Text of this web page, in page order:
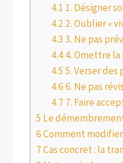
4.1 1. Désigner
4.2 2. Oublier «
4.3 3. Ne pas
4.44. Omettre la
4.5 5. Verser
4.66. Ne pas
4.7 7. Faire
5 Le
6Comment
7Cas concret : la